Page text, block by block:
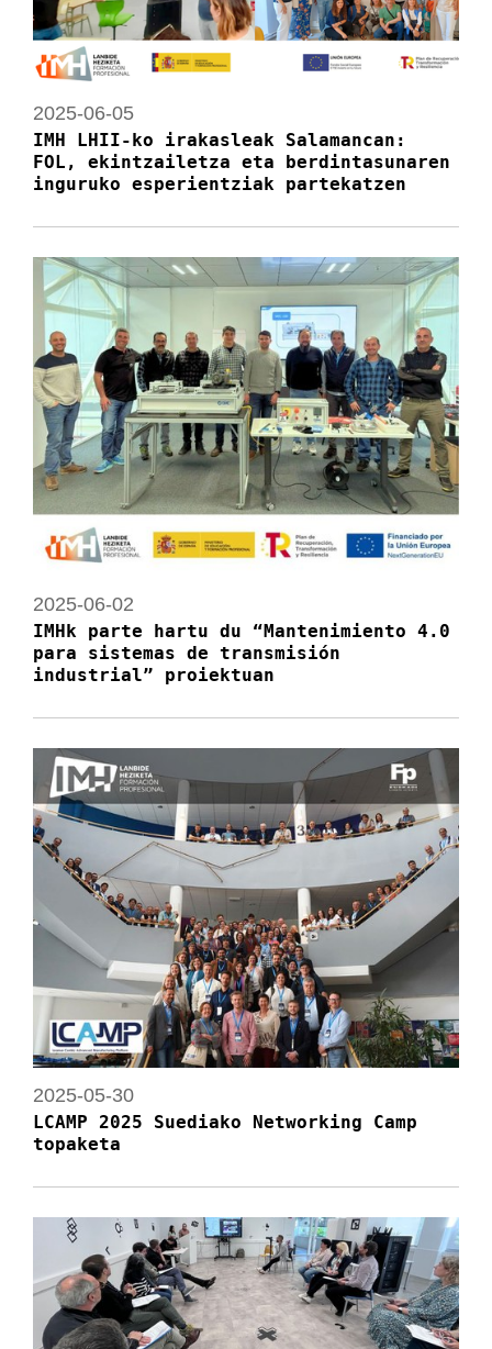
2025-06-05
IMH LHII-ko irakasleak Salamancan:
FOL, ekintzailetza eta berdintasunaren
inguruko esperientziak partekatzen
2025-06-02
IMHk parte hartu du “Mantenimiento 4.0
para sistemas de transmisión
industrial” proiektuan
2025-05-30
LCAMP 2025 Suediako Networking Camp
topaketa